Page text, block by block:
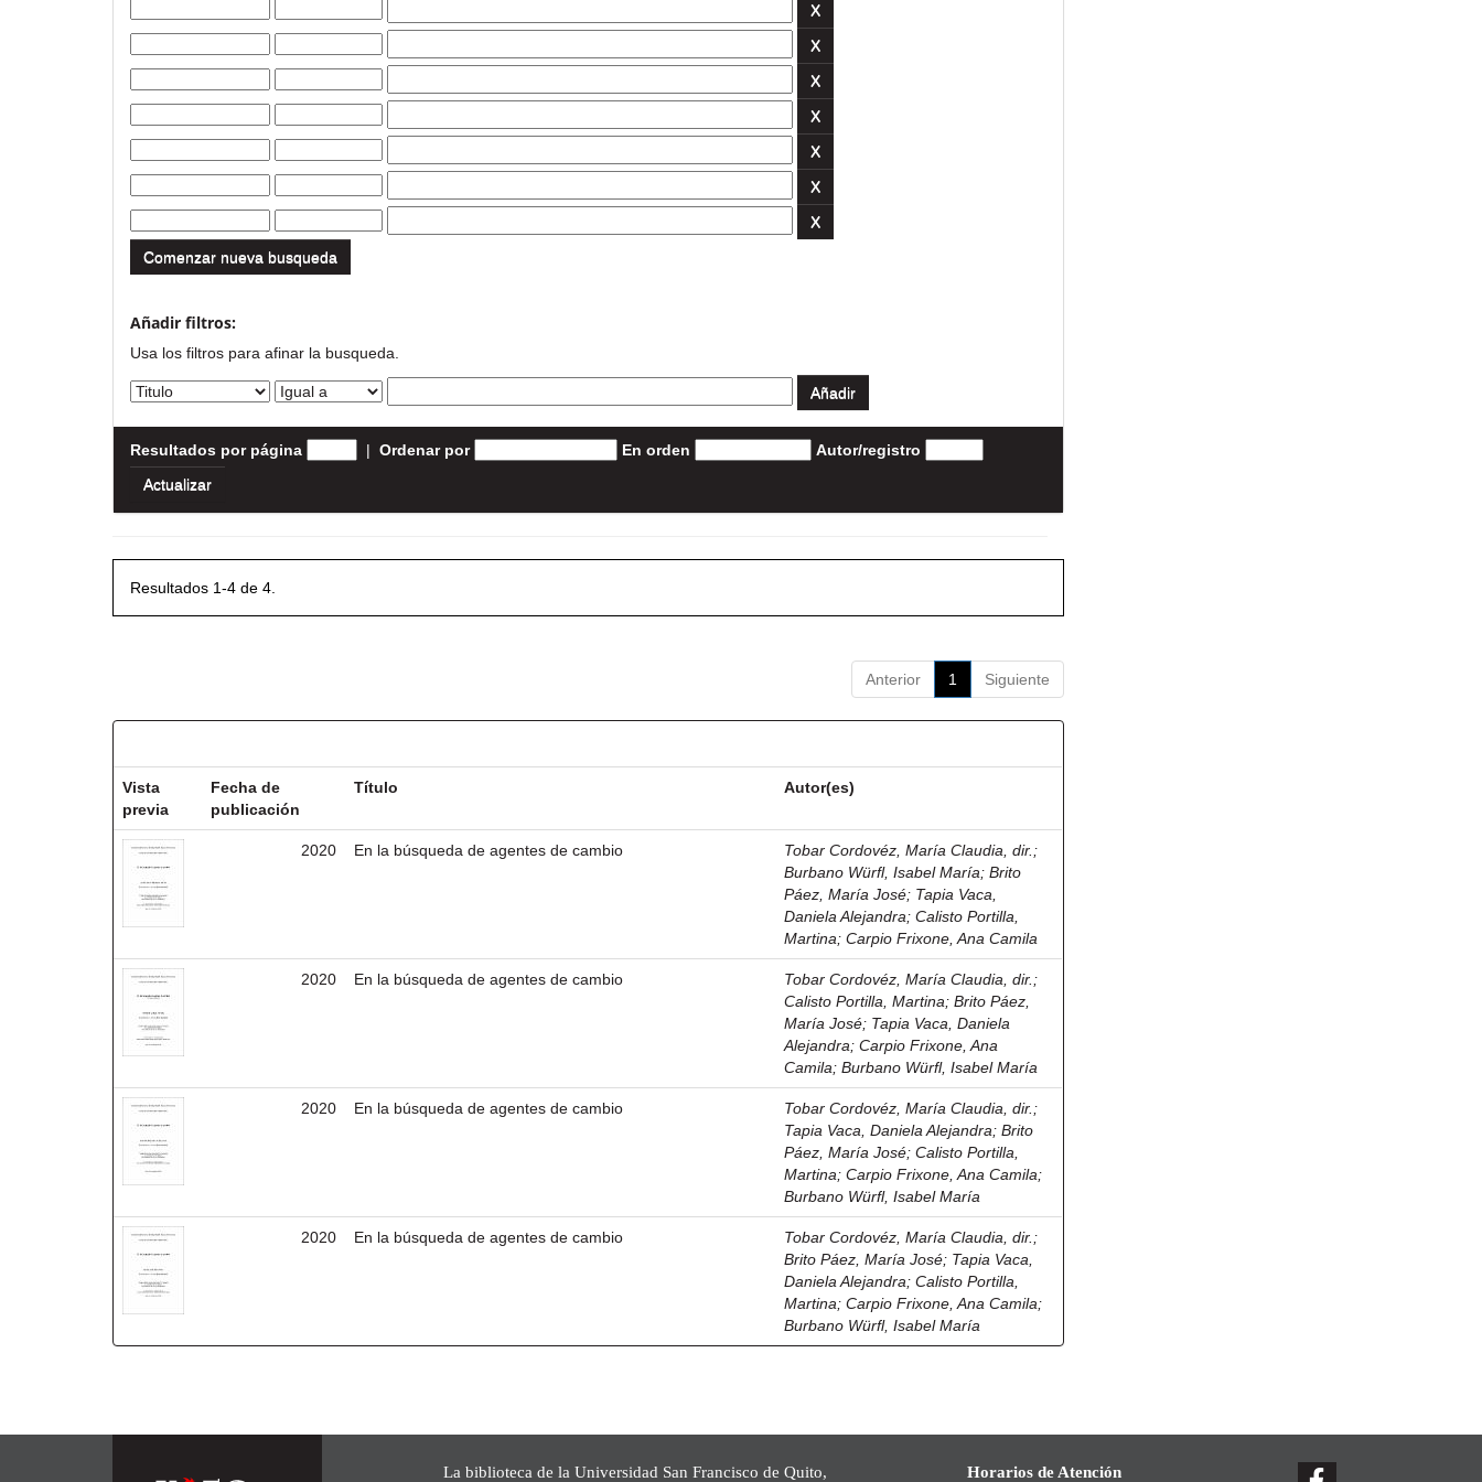
Comenzar nueva busqueda
Añadir filtros:
Usa los filtros para afinar la busqueda.
Resultados por página | Ordenar por En orden Autor/registro
Resultados 1-4 de 4.
Anterior 1 Siguiente
Vista
previa
Fecha de
publicación
Título Autor(es)
2020 En la búsqueda de agentes de cambio Tobar Cordovéz, María Claudia, dir. ;
Burbano Würfl, Isabel María;Brito
Páez, María José; Tapia Vaca,
Daniela Alejandra;Calisto Portilla,
Martina;Carpio Frixone, Ana Camila
2020 En la búsqueda de agentes de cambio Tobar Cordovéz, María Claudia, dir. ;
Calisto Portilla, Martina;Brito Páez,
María José; Tapia Vaca, Daniela
Alejandra;Carpio Frixone, Ana
Camila;Burbano Würfl, Isabel María
2020 En la búsqueda de agentes de cambio Tobar Cordovéz, María Claudia, dir. ;
Tapia Vaca, Daniela Alejandra;Brito
Páez, María José;Calisto Portilla,
Martina;Carpio Frixone, Ana Camila;
Burbano Würfl, Isabel María
2020 En la búsqueda de agentes de cambio Tobar Cordovéz, María Claudia, dir. ;
Brito Páez, María José; Tapia Vaca,
Daniela Alejandra;Calisto Portilla,
Martina;Carpio Frixone, Ana Camila;
Burbano Würfl, Isabel María
La biblioteca de la Universidad San Francisco de Quito, Horarios de Atención